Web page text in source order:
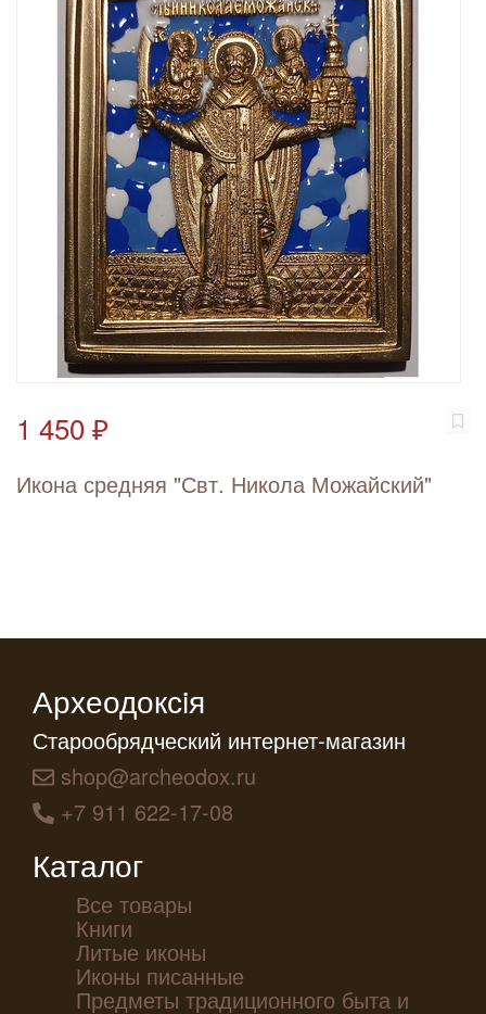
1 450 ₽
Икона средняя "Свт. Никола Можайский"
Археодоксiя
Старообрядческий интернет-магазин
shop@archeodox.ru
+7 911 622-17-08
Каталог
Все товары
Книги
Литые иконы
Иконы писанные
Предметы традиционного быта и